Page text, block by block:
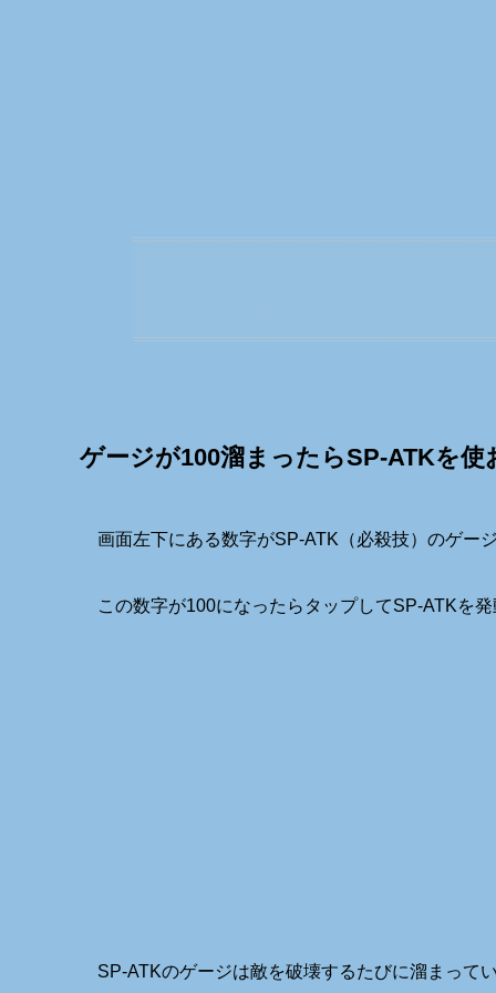
ゲージが100溜まったらSP-ATKを使
画面左下にある数字がSP-ATK（必殺技）のゲージ
この数字が100になったらタップしてSP-ATKを発
SP-ATKのゲージは敵を破壊するたびに溜まってい